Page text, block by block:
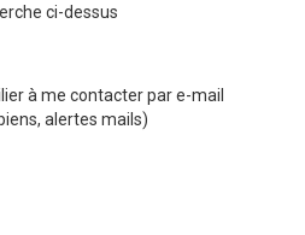
ci-dessus
à me contacter par e-mail
alertes mails)